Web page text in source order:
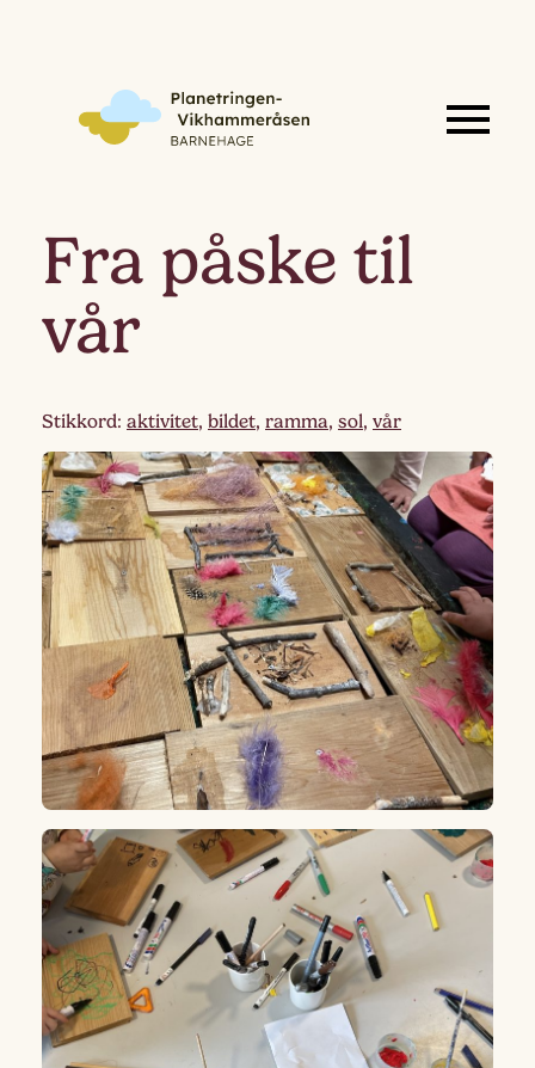
Fra påske til
vår
Stikkord: aktivitet, bildet, ramma, sol, vår